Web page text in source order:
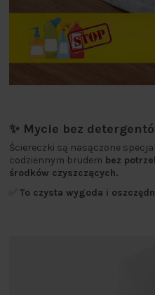
✨ Mycie bez
Ściereczki są nasączone
codziennym brudem bez
środków czyszczących.
To czysta wygoda i